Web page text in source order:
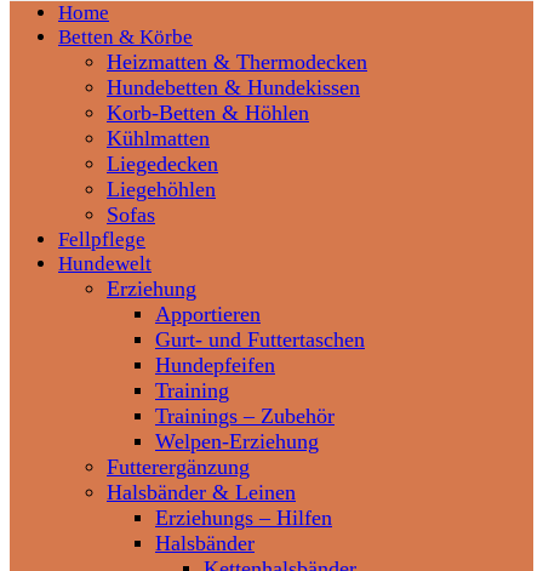
Home
Betten & Körbe
Heizmatten & Thermodecken
Hundebetten & Hundekissen
Korb-Betten & Höhlen
Kühlmatten
Liegedecken
Liegehöhlen
Sofas
Fellpflege
Hundewelt
Erziehung
Apportieren
Gurt- und Futtertaschen
Hundepfeifen
Training
Trainings – Zubehör
Welpen-Erziehung
Futterergänzung
Halsbänder & Leinen
Erziehungs – Hilfen
Halsbänder